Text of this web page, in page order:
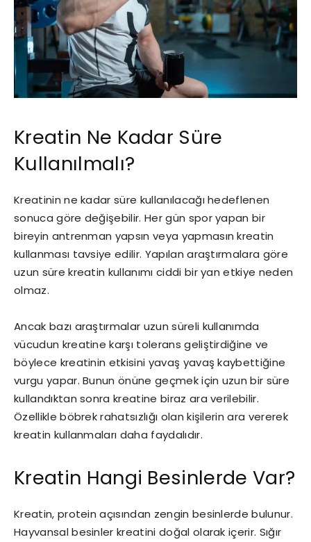
Kreatin Ne Kadar Süre
Kullanılmalı?
Kreatinin ne kadar süre kullanılacağı hedeflenen
sonuca göre değişebilir. Her gün spor yapan bir
bireyin antrenman yapsın veya yapmasın kreatin
kullanması tavsiye edilir. Yapılan araştırmalara göre
uzun süre kreatin kullanımı ciddi bir yan etkiye neden
olmaz.
Ancak bazı araştırmalar uzun süreli kullanımda
vücudun kreatine karşı tolerans geliştirdiğine ve
böylece kreatinin etkisini yavaş yavaş kaybettiğine
vurgu yapar. Bunun önüne geçmek için uzun bir süre
kullandıktan sonra kreatine biraz ara verilebilir.
Özellikle böbrek rahatsızlığı olan kişilerin ara vererek
kreatin kullanmaları daha faydalıdır.
Kreatin Hangi Besinlerde Var?
Kreatin, protein açısından zengin besinlerde bulunur.
Hayvansal besinler kreatini doğal olarak içerir. Sığır